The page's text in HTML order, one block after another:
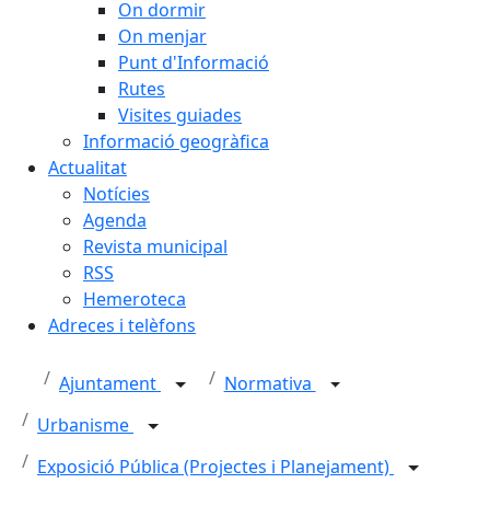
On dormir
On menjar
Punt d'Informació
Rutes
Visites guiades
Informació geogràfica
Actualitat
Notícies
Agenda
Revista municipal
RSS
Hemeroteca
Adreces i telèfons
Ajuntament
Normativa
Urbanisme
Exposició Pública (Projectes i Planejament)